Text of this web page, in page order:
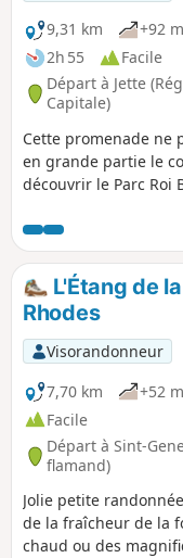
bruxellois.
9,31 km
+92 m
2h 55
Facile
Départ à Jette
Capitale)
Cette promenade ne
en grande partie le
découvrir le Parc Roi
Dieleghem.
L'Étang de
Rhodes
Visorandonneur
7,70 km
+52 m
Facile
Départ à Sint-
flamand)
Jolie petite
de la fraîcheur de la
chaud ou des